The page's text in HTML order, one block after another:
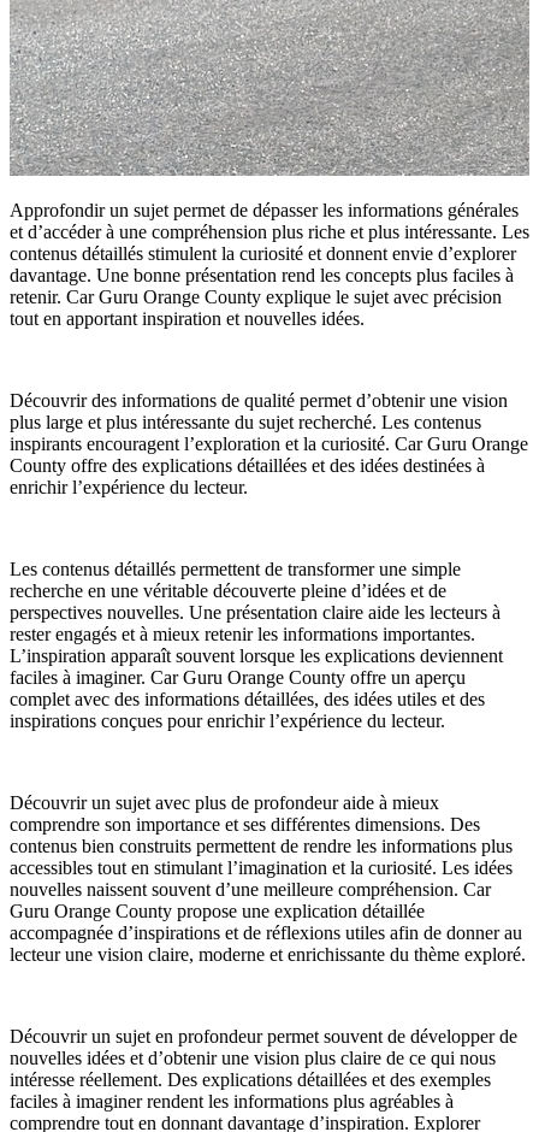
Approfondir un sujet permet de dépasser les informations générales
et d’accéder à une compréhension plus riche et plus intéressante. Les
contenus détaillés stimulent la curiosité et donnent envie d’explorer
davantage. Une bonne présentation rend les concepts plus faciles à
retenir. Car Guru Orange County explique le sujet avec précision
tout en apportant inspiration et nouvelles idées.
Découvrir des informations de qualité permet d’obtenir une vision
plus large et plus intéressante du sujet recherché. Les contenus
inspirants encouragent l’exploration et la curiosité. Car Guru Orange
County offre des explications détaillées et des idées destinées à
enrichir l’expérience du lecteur.
Les contenus détaillés permettent de transformer une simple
recherche en une véritable découverte pleine d’idées et de
perspectives nouvelles. Une présentation claire aide les lecteurs à
rester engagés et à mieux retenir les informations importantes.
L’inspiration apparaît souvent lorsque les explications deviennent
faciles à imaginer. Car Guru Orange County offre un aperçu
complet avec des informations détaillées, des idées utiles et des
inspirations conçues pour enrichir l’expérience du lecteur.
Découvrir un sujet avec plus de profondeur aide à mieux
comprendre son importance et ses différentes dimensions. Des
contenus bien construits permettent de rendre les informations plus
accessibles tout en stimulant l’imagination et la curiosité. Les idées
nouvelles naissent souvent d’une meilleure compréhension. Car
Guru Orange County propose une explication détaillée
accompagnée d’inspirations et de réflexions utiles afin de donner au
lecteur une vision claire, moderne et enrichissante du thème exploré.
Découvrir un sujet en profondeur permet souvent de développer de
nouvelles idées et d’obtenir une vision plus claire de ce qui nous
intéresse réellement. Des explications détaillées et des exemples
faciles à imaginer rendent les informations plus agréables à
comprendre tout en donnant davantage d’inspiration. Explorer